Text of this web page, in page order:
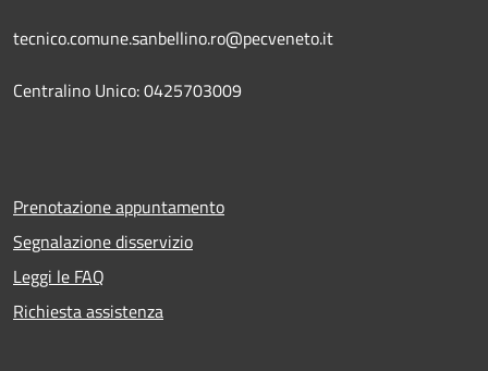
tecnico.comune.sanbellino.ro@pecveneto.it
Centralino Unico: 0425703009
Prenotazione appuntamento
Segnalazione disservizio
Leggi le FAQ
Richiesta assistenza